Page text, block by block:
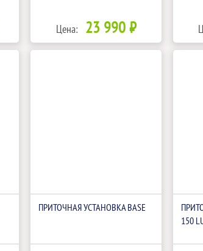
Цена: 23 990 ₽
ПРИТОЧНАЯ УСТАНОВКА BASE
150